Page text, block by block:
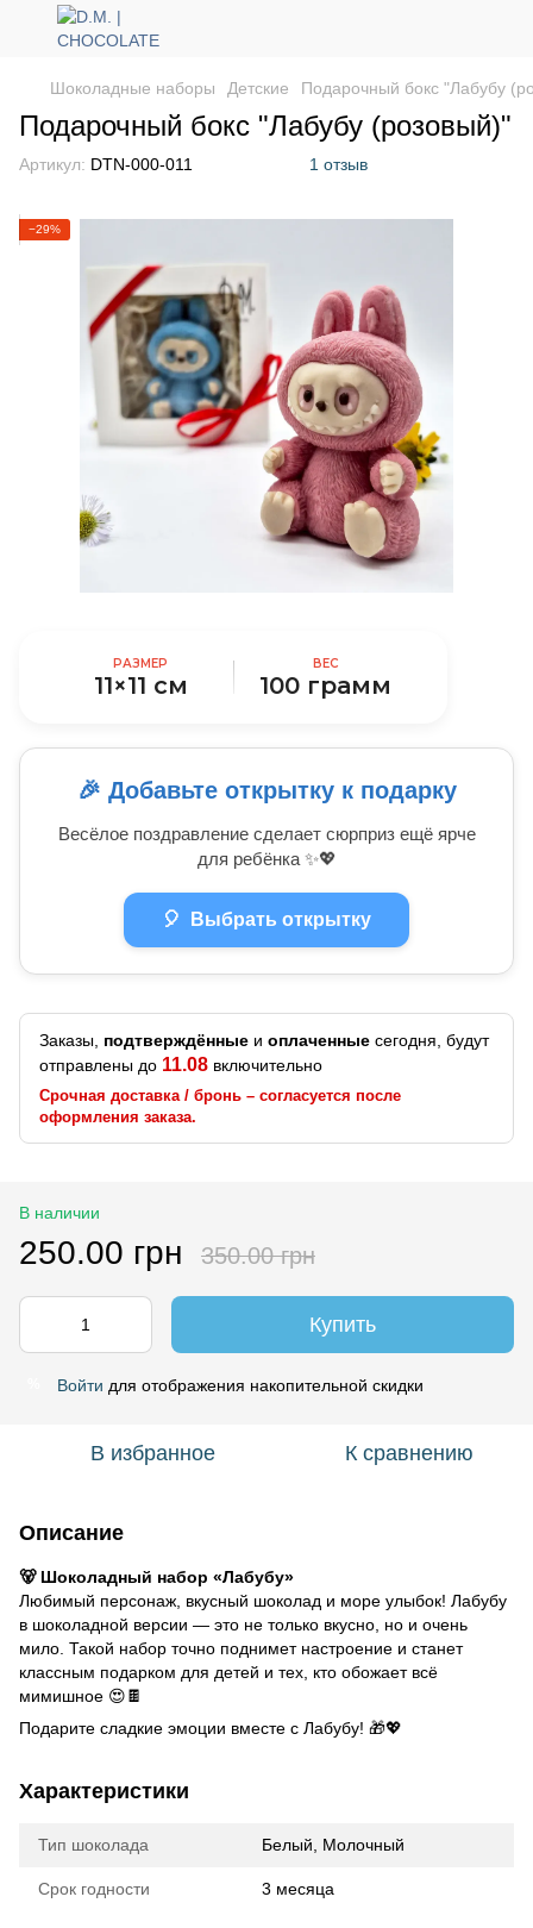
Шоколадные наборы Детские Подарочный бокс "Лабубу
Подарочный бокс "Лабубу (розовый)"
Артикул: DTN-000-011 1 отзыв
−29%
РАЗМЕР
11×11 см
ВЕС
100 грамм
🎉 Добавьте открытку к подарку
Весёлое поздравление сделает сюрприз ещё ярче
для ребёнка ✨💖
🎈 Выбрать открытку
Заказы, подтверждённые и оплаченные сегодня, будут
отправлены до 11.08 включительно
Срочная доставка / бронь – согласуется после
оформления заказа.
В наличии
250.00 грн 350.00 грн
Купить
Войти для отображения накопительной скидки
В избранное К сравнению
Описание
🐻 Шоколадный набор «Лабубу»
Любимый персонаж, вкусный шоколад и море улыбок! Лабубу
в шоколадной версии — это не только вкусно, но и очень
мило. Такой набор точно поднимет настроение и станет
классным подарком для детей и тех, кто обожает всё
мимишное 😍🍫
Подарите сладкие эмоции вместе с Лабубу! 🎁💖
Характеристики
Тип шоколада Белый, Молочный
Срок годности 3 месяца